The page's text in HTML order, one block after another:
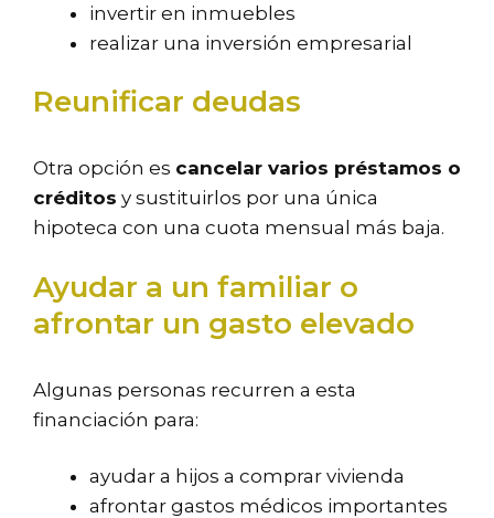
invertir en inmuebles
realizar una inversión empresarial
Reunificar deudas
Otra opción es cancelar varios préstamos o
créditos y sustituirlos por una única
hipoteca con una cuota mensual más baja.
Ayudar a un familiar o
afrontar un gasto elevado
Algunas personas recurren a esta
financiación para:
ayudar a hijos a comprar vivienda
afrontar gastos médicos importantes